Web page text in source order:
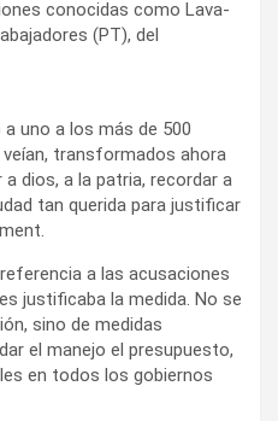
conocidas como Lava-
(PT), del
uno a los más de 500
transformados ahora
dios, a la patria, recordar a
tan querida para justificar
a las acusaciones
justificaba la medida. No se
sino de medidas
el manejo el presupuesto,
en todos los gobiernos